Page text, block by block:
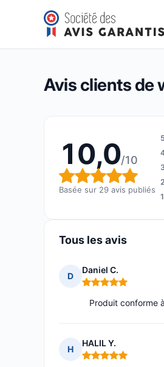
www.easytactile.fr
Note globale : 10,0 sur 10
10,0/10
Avis clients de
10,0/10
Note globale :
Basée sur 29 avis publiés
5
2
1
Tous les avis
D
Daniel C.
Note : 5 sur 5
Produit conforme
H
HALIL Y.
Note : 5 sur 5